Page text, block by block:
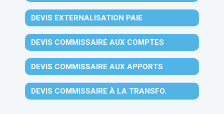
DEVIS EXTERNALISATION PAIE
DEVIS COMMISSAIRE AUX COMPTES
DEVIS COMMISSAIRE AUX APPORTS
DEVIS COMMISSAIRE À LA TRANSFO.